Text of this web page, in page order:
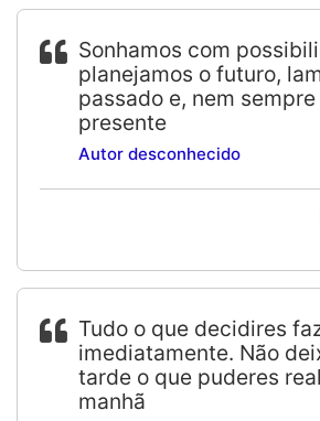
Sonhamos com
planejamos o futuro,
passado e, nem
presente
Autor desconhecido
Tudo o que decidires
imediatamente. Não
tarde o que puderes
manhã